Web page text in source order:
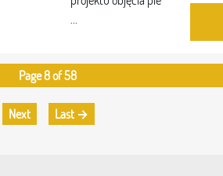
...
Page 8 of 58
Next Last →